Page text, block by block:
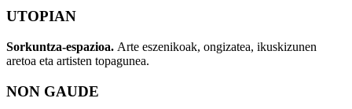
UTOPIAN
Sorkuntza-espazioa. Arte eszenikoak, ongizatea, ikuskizunen
aretoa eta artisten topagunea.
NON GAUDE